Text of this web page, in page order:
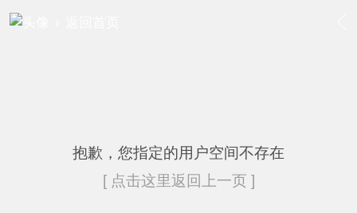
抱歉，您指定的用户空间不存在
[ 点击这里返回上一页 ]